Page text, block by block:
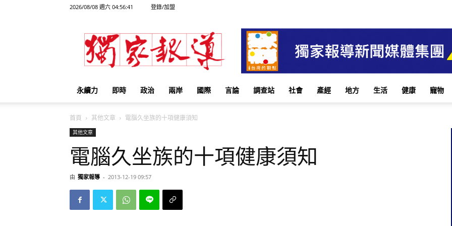
2026/08/08 週六 04:56:41 登錄/加盟
獨
家
報
永續力 即時 政治 兩岸 國際 言論 調查站 社會 產經 地方 生活 健康 寵物
首頁 其他文章 電腦久坐族的十項健康須知
其他文章
電腦久坐族的十項健康須知
由 獨家報導 - 2013-12-19 09:57